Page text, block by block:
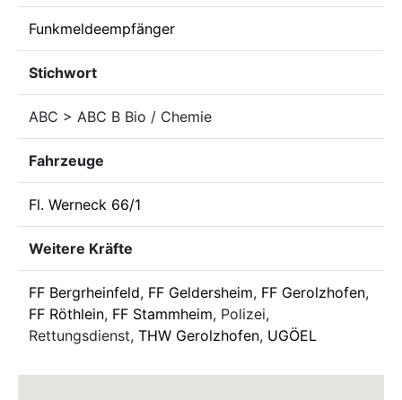
Funkmeldeempfänger
Stichwort
ABC > ABC B Bio / Chemie
Fahrzeuge
Fl. Werneck 66/1
Weitere Kräfte
FF Bergrheinfeld, FF Geldersheim, FF Gerolzhofen,
FF Röthlein, FF Stammheim, Polizei,
Rettungsdienst, THW Gerolzhofen, UGÖEL